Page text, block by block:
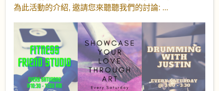
為此活動的介紹, 邀請您來聽聽我們的討論: